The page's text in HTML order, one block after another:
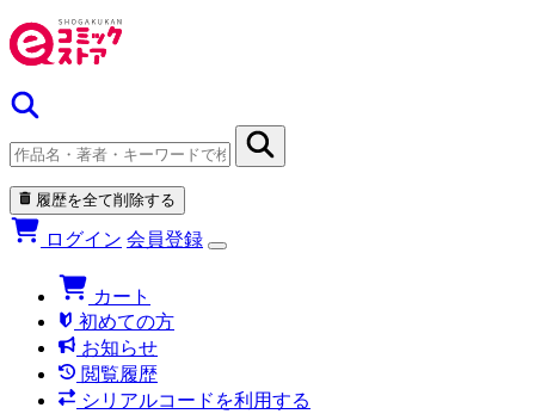
履歴を全て削除する
ログイン 会員登録
カート
初めての方
お知らせ
閲覧履歴
シリアルコードを利用する